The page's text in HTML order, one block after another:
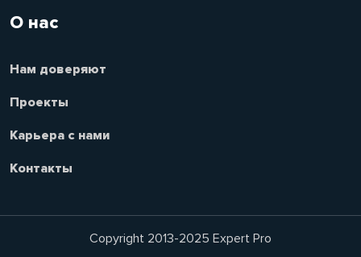
О нас
Нам доверяют
Проекты
Карьера с нами
Контакты
Copyright 2013-2025 Expert Pro